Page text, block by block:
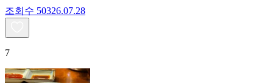
조회수 50326.07.28
7